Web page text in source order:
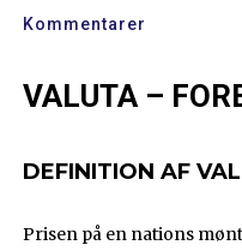
Kommentarer
VALUTA –
DEFINITION AF
Prisen på en nations